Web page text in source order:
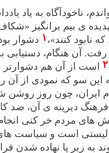
ناخودآگاه به
پدیده ی بیم برانگیز
نابود کنند»، ۱ دشوار
آن هنگام، دستیابی
۲ است از آن هم دشوارتر
ایران، چون روز روشن
فرهنگ دیرینه ی آن، ضد
های مردم خر کنی انجام
است و سیاست های